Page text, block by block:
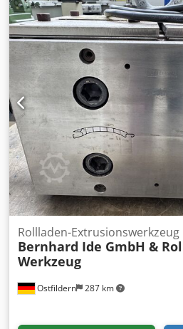
Ostfildern 287 km
Rollladen-Extrusionswerkzeug
Bernhard Ide GmbH &
Werkzeug